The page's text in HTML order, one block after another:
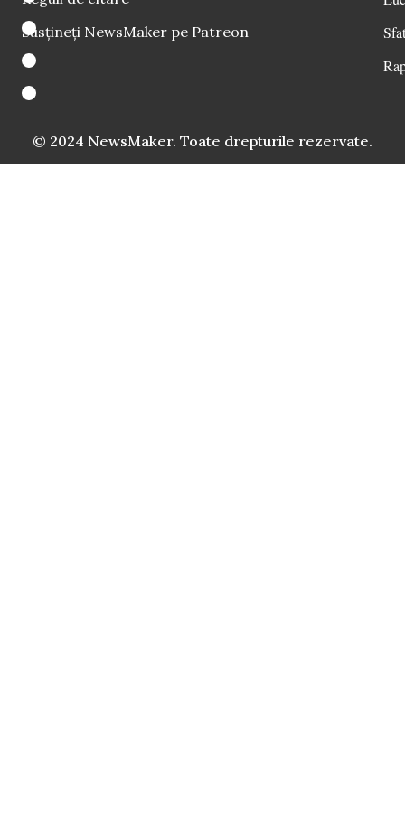
Susțineți NewsMaker pe Patreon
© 2024 NewsMaker. Toate drepturile rezervate.